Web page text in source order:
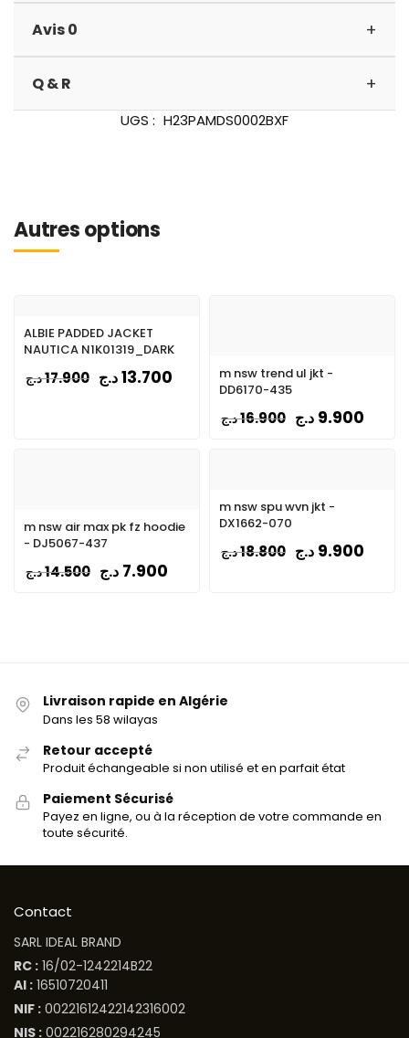
Avis 0 +
Q & R +
UGS : H23PAMDS0002BXF
Autres options
ALBIE PADDED JACKET
NAUTICA N1K01319_DARK
17.900د.ج 13.700د.ج
m nsw trend ul jkt -
DD6170-435
16.900د.ج 9.900 د.ج
m nsw air max pk fz hoodie
- DJ5067-437
14.500د.ج 7.900 د.ج
m nsw spu wvn jkt -
DX1662-070
18.800د.ج 9.900 د.ج
Livraison rapide en Algérie
Dans les 58 wilayas
Retour accepté
Produit échangeable si non utilisé et en parfait état
Paiement Sécurisé
Payez en ligne, ou à la réception de votre commande en
toute sécurité.
Contact
SARL IDEAL BRAND
RC : 16/02-1242214B22
AI : 16510720411
NIF : 00221612422142316002
NIS : 002216280294245